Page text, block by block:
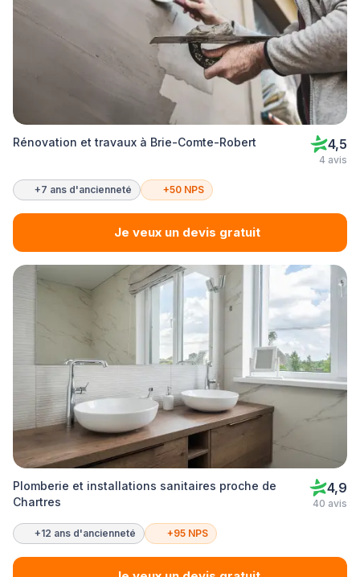
Rénovation et travaux à Brie-Comte-Robert 4,5
4 avis
+7 ans d'ancienneté +50 NPS
Je veux un devis gratuit
Plomberie et installations sanitaires proche de
Chartres
4,9
40 avis
+12 ans d'ancienneté +95 NPS